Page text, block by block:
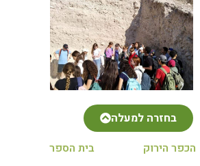
בחזרה למעלה
הכפר הירוק
בית הספר